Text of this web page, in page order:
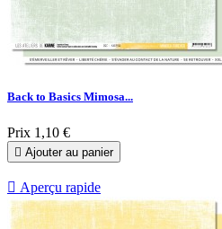
Back to Basics Mimosa...
Prix 1,10 €
 Ajouter au panier
 Aperçu rapide